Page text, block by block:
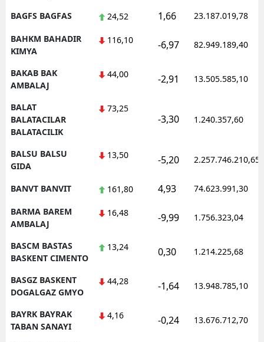
BAGFS BAGFAS 24,52 1,66 23.187.019,78
BAHKM BAHADIR
KIMYA
116,10 -6,97 82.949.189,40
BAKAB BAK
AMBALAJ
44,00 -2,91 13.505.585,10
BALAT
BALATACILAR
BALATACILIK
73,25
-3,30 1.240.357,60
BALSU BALSU
GIDA
13,50 -5,20 2.257.746.210,65
BANVT BANVIT 161,80 4,93 74.623.991,30
BARMA BAREM
AMBALAJ
16,48 -9,99 1.756.323,04
BASCM BASTAS
BASKENT CIMENTO
13,24 0,30 1.214.225,68
BASGZ BASKENT
DOGALGAZ GMYO
44,28 -1,64 13.948.785,10
BAYRK BAYRAK
TABAN SANAYI
4,16 -0,24 13.676.712,70